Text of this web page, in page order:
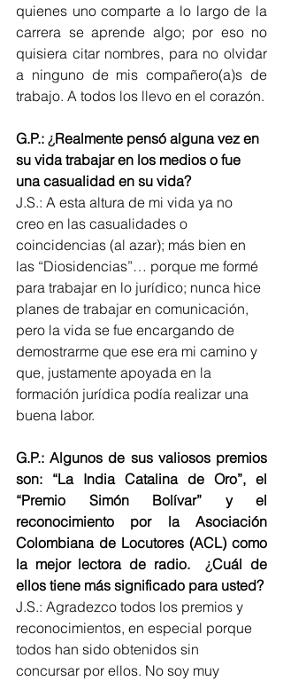
quienes uno comparte a lo largo de la
carrera se aprende algo; por eso no
quisiera citar nombres, para no olvidar
a ninguno de mis compañero(a)s de
trabajo. A todos los llevo en el corazón.
G.P.: ¿Realmente pensó alguna vez en
su vida trabajar en los medios o fue
una casualidad en su vida?
J.S.: A esta altura de mi vida ya no
creo en las casualidades o
coincidencias (al azar); más bien en
las “Diosidencias”… porque me formé
para trabajar en lo jurídico; nunca hice
planes de trabajar en comunicación,
pero la vida se fue encargando de
demostrarme que ese era mi camino y
que, justamente apoyada en la
formación jurídica podía realizar una
buena labor.
G.P.: Algunos de sus valiosos premios
son: “La India Catalina de Oro”, el
“Premio Simón Bolívar” y el
reconocimiento por la Asociación
Colombiana de Locutores (ACL) como
la mejor lectora de radio. ¿Cuál de
ellos tiene más significado para usted?
J.S.: Agradezco todos los premios y
reconocimientos, en especial porque
todos han sido obtenidos sin
concursar por ellos. No soy muy